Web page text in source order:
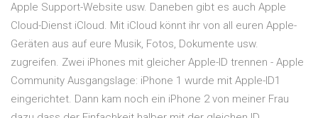
Apple Support-Website usw. Daneben gibt es auch Apple
Cloud-Dienst iCloud. Mit iCloud könnt ihr von all euren Apple-
Geräten aus auf eure Musik, Fotos, Dokumente usw.
zugreifen. Zwei iPhones mit gleicher Apple-ID trennen - Apple
Community Ausgangslage: iPhone 1 wurde mit Apple-ID1
eingerichtet. Dann kam noch ein iPhone 2 von meiner Frau